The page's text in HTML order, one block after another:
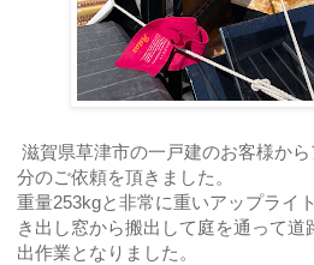
滋賀県草津市の一戸建のお客様か
分のご依頼を頂きました。
重量253kgと非常に重いアップライ
き出し窓から搬出して庭を通って
出作業となりました。